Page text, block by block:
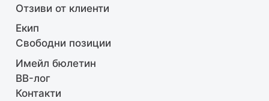
Отзиви от клиенти
Екип
Свободни позиции
Имейл бюлетин
BB-лог
Контакти